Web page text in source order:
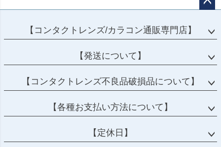
ップ
【コンタクトレンズ/カラコン通販専門店】
【発送について】
【コンタクトレンズ不良品破損品について】
【各種お支払い方法について】
【定休日】